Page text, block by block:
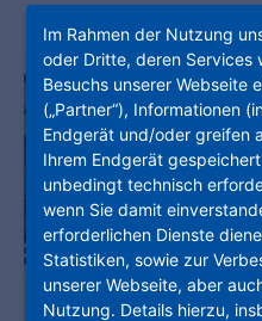
Im Rahmen der Nutzung
oder Dritte, deren Services
Besuchs unserer Webseite
(„Partner“), Informationen
Endgerät und/oder greifen
Ihrem Endgerät
unbedingt technisch
wenn Sie damit
erforderlichen Dienste
Statistiken, sowie zur
unserer Webseite, aber
Nutzung. Details hierzu,